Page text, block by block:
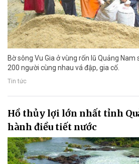
Bờ sông Vu Gia ở vùng rốn lũ Quảng
200 người cùng nhau vá đập, gia cố.
Tin tức
Hồ thủy lợi lớn nhất tỉnh
hành điều tiết nước